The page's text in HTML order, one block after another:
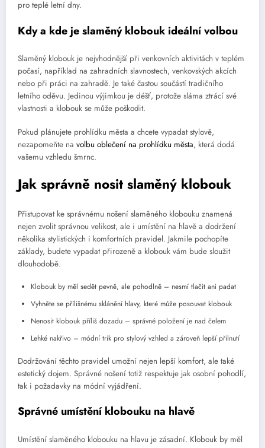
pro teplé letní dny.
Kdy a kde je slaměný klobouk ideální volbou
Slaměný klobouk je nejvhodnější při venkovních aktivitách v teplém
počasí, například na zahradních slavnostech, venkovských akcích
nebo při práci na zahradě. Je také častou součástí tradičního
letního oděvu. Jedinou výjimkou je déšť, protože sláma ztrácí své
vlastnosti a klobouk se může poškodit.
Pokud plánujete prohlídku města a chcete vypadat stylově,
nezapomeňte na volbu oblečení na prohlídku města, která dodá
vašemu vzhledu šmrnc.
Jak správně nosit slaměný klobouk
Přistupovat ke správnému nošení slaměného klobouku znamená
nejen zvolit správnou velikost, ale i umístění na hlavě a dodržení
několika stylistických i komfortních pravidel. Jakmile pochopíte
základy, budete vypadat přirozeně a klobouk vám bude sloužit
dlouhodobě.
Klobouk by měl sedět pevně, ale pohodlně – nesmí tlačit ani padat
Vyhněte se přílišnému sklánění hlavy, které může posouvat klobouk
Nenosit klobouk příliš dozadu – správné položení je nad čelem
Lehké nakřivo – módní trik pro stylový vzhled a zároveň lepší přilnutí
Dodržování těchto pravidel umožní nejen lepší komfort, ale také
estetický dojem. Správné nošení totiž respektuje jak osobní pohodlí,
tak i požadavky na módní vyjádření.
Správné umístění klobouku na hlavě
Umístění slaměného klobouku na hlavu je zásadní. Klobouk by měl